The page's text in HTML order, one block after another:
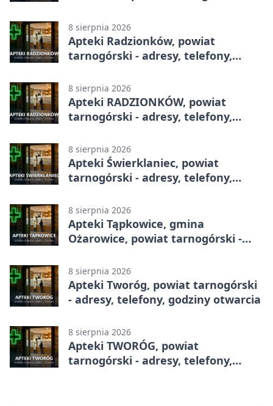
8 sierpnia 2026
Apteki Radzionków, powiat
tarnogórski - adresy, telefony,
8 sierpnia 2026
Apteki RADZIONKÓW, powiat
tarnogórski - adresy, telefony,
8 sierpnia 2026
Apteki Świerklaniec, powiat
tarnogórski - adresy, telefony,
8 sierpnia 2026
Apteki Tąpkowice, gmina
Ożarowice, powiat tarnogórski -
8 sierpnia 2026
Apteki Tworóg, powiat tarnogórski
- adresy, telefony, godziny otwarcia
8 sierpnia 2026
Apteki TWORÓG, powiat
tarnogórski - adresy, telefony,